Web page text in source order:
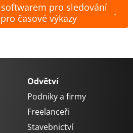
pro sledování
časové výkazy
↓
Odvětví
Podniky a firmy
Freelanceři
Stavebnictví